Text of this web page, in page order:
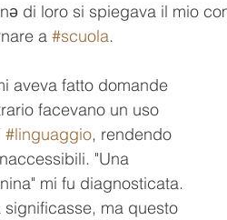
di loro si spiegava il mio
a #scuola.
aveva fatto domande
facevano un uso
#linguaggio, rendendo
"Una
mi fu diagnosticata.
ma questo